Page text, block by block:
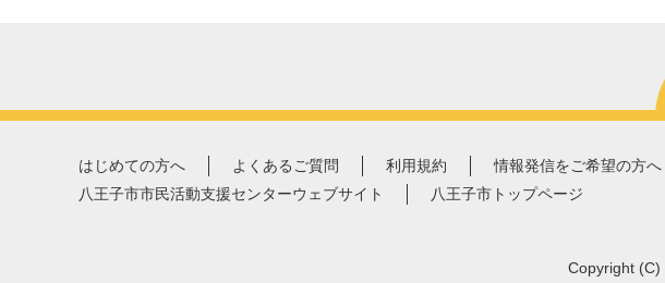
はじめての方へ よくあるご質問 利用規約 情報発信をご希望の方へ
八王子市市民活動支援センターウェブサイト
八王子市トップページ
Copyright (C)